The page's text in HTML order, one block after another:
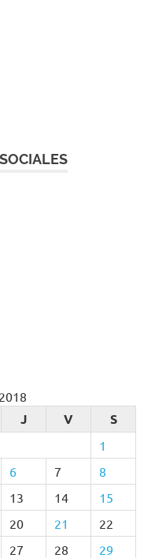
J V S
1
6 7
8
13 14
15
20 21
22
27 28
29